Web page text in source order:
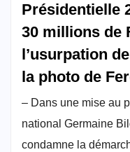
Présidentielle
30 millions de
l’usurpation
la photo de
– Dans une mise au
national Germaine
condamne la